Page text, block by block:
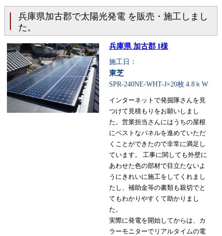
兵庫県加古郡で太陽光発電 を販売・施工しまし
た。
兵庫県 加古郡 I様
施工日：
東芝
SPR-240NE-WHT-J×20枚 4.8ｋW
インターネットで発掘隊さんを見
つけて見積もりをお願いしまし
た。営業担当さんにはうちの屋根
にベストなパネルを進めていただ
くことができたので非常に満足し
ています。 工事に関しても外壁に
あわせた色の部材で目立たないよ
うにきれいに施工をしてくれまし
たし、補助金等の書類も親切でと
てもわかりやすくて助かりまし
た。
実際に発電を開始してからは、カ
ラーモニターでリアルタイムの電